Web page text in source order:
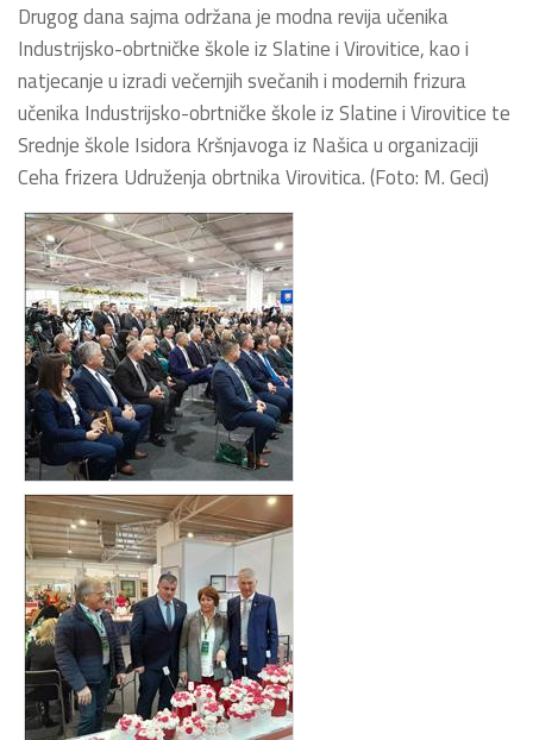
Drugog dana sajma održana je modna revija učenika
Industrijsko-obrtničke škole iz Slatine i Virovitice, kao i
natjecanje u izradi večernjih svečanih i modernih frizura
učenika Industrijsko-obrtničke škole iz Slatine i Virovitice te
Srednje škole Isidora Kršnjavoga iz Našica u organizaciji
Ceha frizera Udruženja obrtnika Virovitica. (Foto: M. Geci)